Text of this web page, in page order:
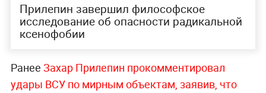
Прилепин завершил философское
исследование об опасности радикальной
ксенофобии
Ранее Захар Прилепин прокомментировал
удары ВСУ по мирным объектам, заявив, что